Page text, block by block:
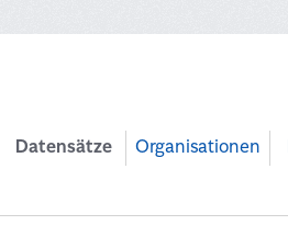
Datensätze Organisationen